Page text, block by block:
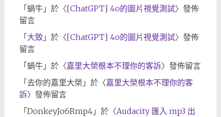
「蝸牛」於〈[ChatGPT] 4o的圖片視覺測試〉發佈
留言
「大致 」於〈[ChatGPT] 4o的圖片視覺測試〉發佈
留言
「蝸牛」於〈嘉里大榮根本不理你的客訴〉發佈留言
「去你的嘉里大榮 」於〈嘉里大榮根本不理你的客
訴〉發佈留言
「DonkeyJo6Rmp4」於〈Audacity 匯入 mp3 出